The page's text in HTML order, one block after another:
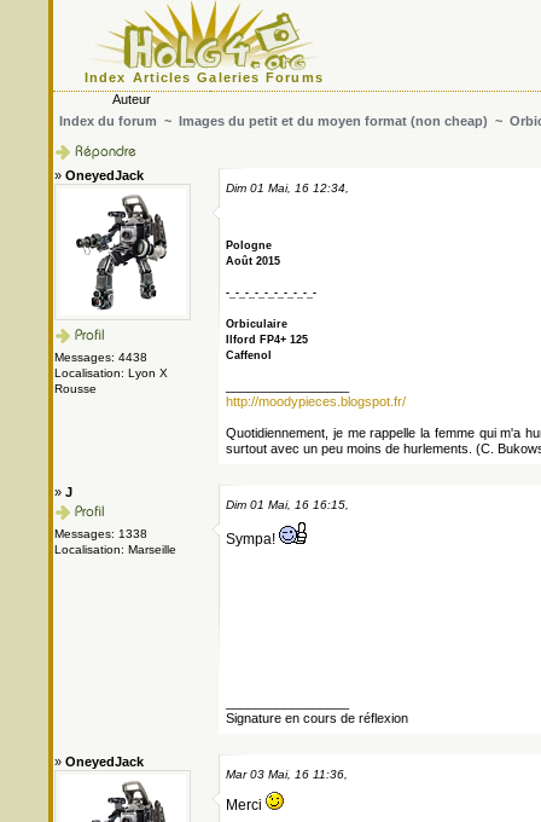
Index Articles Galeries Forums
Auteur
Index du forum ~ Images du petit et du moyen format (non cheap) ~
» OneyedJack
Messages: 4438
Localisation: Lyon X
Rousse
Dim 01 Mai, 16 12:34,
Pologne
Août 2015
-_-_-_-_-_-_-_-_-_-
Orbiculaire
Ilford FP4+ 125
Caffenol
http://moodypieces.blogspot.fr/
Quotidiennement, je me rappelle la femme qui m'a
surtout avec un peu moins de hurlements. (C.
» J
Messages: 1338
Localisation: Marseille
Dim 01 Mai, 16 16:15,
Sympa!
Signature en cours de réflexion
» OneyedJack
Mar 03 Mai, 16 11:36,
Merci